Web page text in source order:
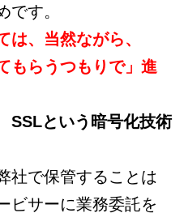
です。
は、当然ながら、
もらうつもりで」進
SSLという暗号化技術
社で保管することは
ビサーに業務委託を